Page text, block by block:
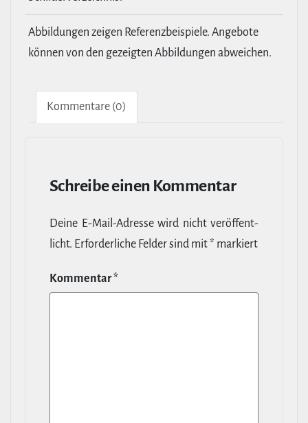
Abbildungen zeigen Referenzbeispiele. Angebote
können von den gezeigten Abbildungen abweichen.
Kom­men­tare (0)
Schreibe einen Kommentar
Deine E‑Mail-​Adresse wird nicht ver­öf­fent­
licht. Erfor­der­liche Felder sind mit* markiert
Kommentar*